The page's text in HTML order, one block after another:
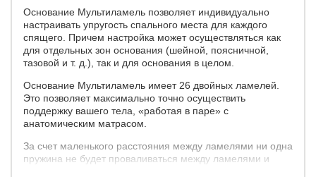
Основание Мультиламель позволяет индивидуально
настраивать упругость спального места для каждого
спящего. Причем настройка может осуществляться как
для отдельных зон основания (шейной, поясничной,
тазовой и т. д.), так и для основания в целом.
Основание Мультиламель имеет 26 двойных ламелей.
Это позволяет максимально точно осуществить
поддержку вашего тела, «работая в паре» с
анатомическим матрасом.
За счет маленького расстояния между ламелями ни одна
пружина не будет проваливаться между ламелями и